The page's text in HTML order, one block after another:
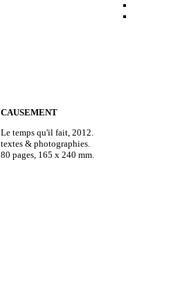
CAUSEMENT
Le temps qu'il fait, 2012.
textes & photographies.
80 pages, 165 x 240 mm.